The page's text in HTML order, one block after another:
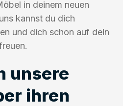
in deinem neuen
kannst du dich
und dich schon auf dein
unsere
ihren